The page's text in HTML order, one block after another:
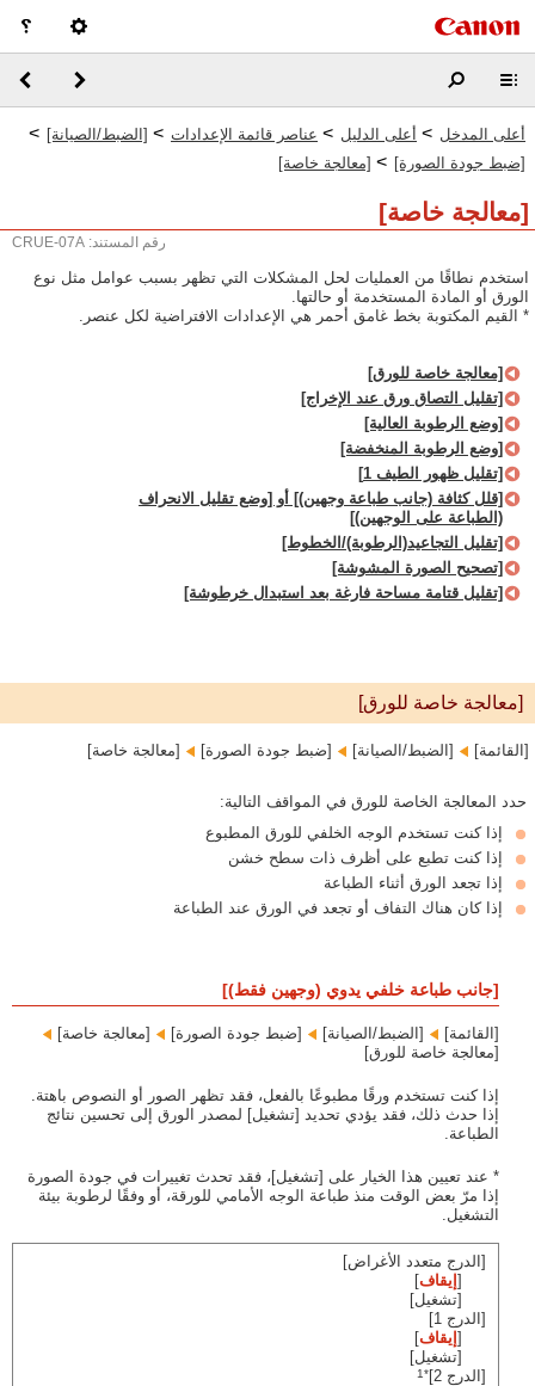
أعلى المدخل > أعلى الدليل > عناصر قائمة الإعدادات > [الضبط/الصيانة] >
[ضبط جودة الصورة] > [معالجة خاصة]
[معالجة خاصة]
رقم المستند: CRUE-07A
استخدم نطاقًا من العمليات لحل المشكلات التي تظهر بسبب عوامل مثل نوع
الورق أو المادة المستخدمة أو حالتها.
* القيم المكتوبة بخط غامق أحمر هي الإعدادات الافتراضية لكل عنصر.
[معالجة خاصة للورق]
[تقليل التصاق ورق عند الإخراج]
[وضع الرطوبة العالية]
[وضع الرطوبة المنخفضة]
[تقليل ظهور الطيف 1]
[قلل كثافة (جانب طباعة وجهين)] أو [وضع تقليل الانحراف
(الطباعة على الوجهين)]
[تقليل التجاعيد(الرطوبة)/الخطوط]
[تصحيح الصورة المشوشة]
[تقليل قتامة مساحة فارغة بعد استبدال خرطوشة]
[معالجة خاصة للورق]
[القائمة]‏ [الضبط/الصيانة]‏ [ضبط جودة الصورة]‏ [معالجة خاصة]
حدد المعالجة الخاصة للورق في المواقف التالية:
إذا كنت تستخدم الوجه الخلفي للورق المطبوع
إذا كنت تطبع على أظرف ذات سطح خشن
إذا تجعد الورق أثناء الطباعة
إذا كان هناك التفاف أو تجعد في الورق عند الطباعة
[جانب طباعة خلفي يدوي (وجهين فقط)]
[القائمة]‏ [الضبط/الصيانة]‏ [ضبط جودة الصورة]‏
[معالجة خاصة]‏
[معالجة خاصة للورق]
إذا كنت تستخدم ورقًا مطبوعًا بالفعل، فقد تظهر الصور أو النصوص باهتة.
إذا حدث ذلك، فقد يؤدي تحديد [تشغيل] لمصدر الورق إلى تحسين نتائج
الطباعة.
* عند تعيين هذا الخيار على [تشغيل]، فقد تحدث تغييرات في جودة الصورة
إذا مرّ بعض الوقت منذ طباعة الوجه الأمامي للورقة، أو وفقًا لرطوبة بيئة
التشغيل.
[الدرج متعدد الأغراض]
[ إيقاف]
[تشغيل]
[الدرج 1]
[ إيقاف]
[تشغيل]
[الدرج 2]‎‏
*1